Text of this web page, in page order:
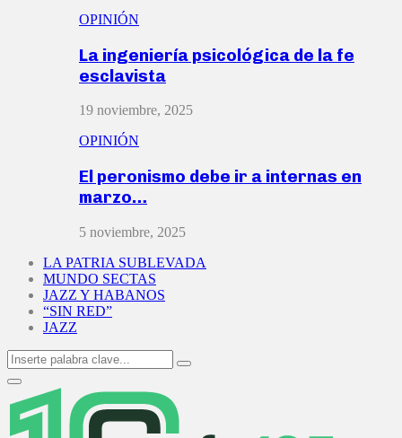
OPINIÓN
La ingeniería psicológica de la fe
esclavista
19 noviembre, 2025
OPINIÓN
El peronismo debe ir a internas en
marzo…
5 noviembre, 2025
LA PATRIA SUBLEVADA
MUNDO SECTAS
JAZZ Y HABANOS
“SIN RED”
JAZZ
Search
for:
Search
Primary
Menu